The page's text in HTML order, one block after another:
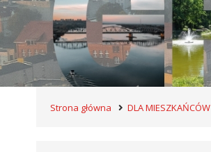
Strona główna DLA MIESZKAŃCÓW